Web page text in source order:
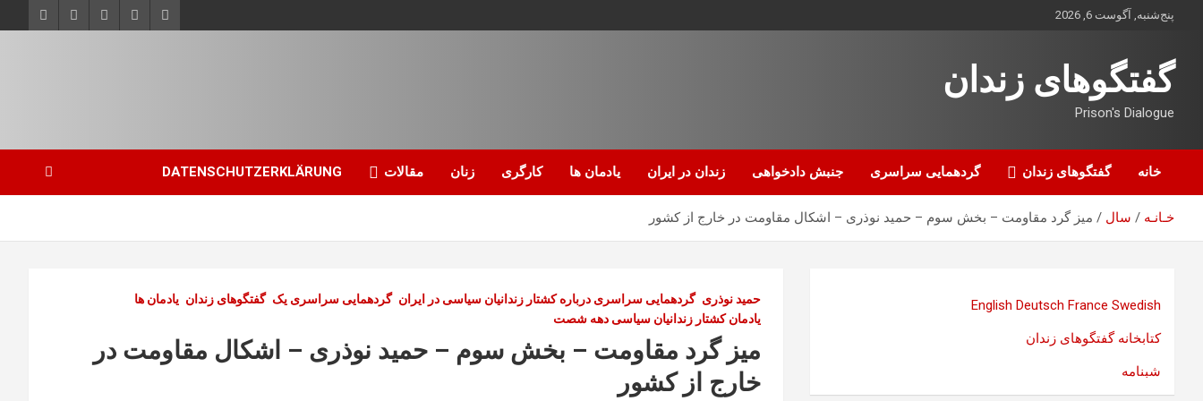
محتوا
پنج‌شنبه, آگوست 6, 2026
گفتگوهای زندان
Prison's Dialogue
خانه گفتگوهای زندان گردهمایی سراسری جنبش دادخواهی زندان در ایران یادمان ها کارگری زنان مقالات DATENSCHUTZERKLÄRUNG
خـانـه سال میز گرد مقاومت – بخش سوم – حمید نوذری – اشکال مقاومت در خارج از کشور
حمید نوذری گردهمایی سراسری درباره کشتار زندانیان سیاسی در ایران گردهمایی سراسری یک گفتگوهای زندان یادمان ها
یادمان کشتار زندانیان سیاسی دهه شصت
میز گرد مقاومت – بخش سوم – حمید نوذری – اشکال مقاومت در
خارج از کشور
English Deutsch France Swedish
کتابخانه گفتگوهای زندان
شبنامه